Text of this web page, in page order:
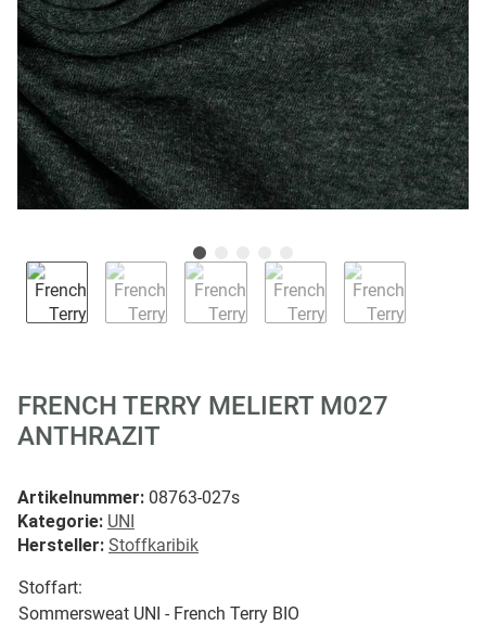
FRENCH TERRY MELIERT M027
ANTHRAZIT
Artikelnummer: 08763-027s
Kategorie: UNI
Hersteller: Stoffkaribik
Stoffart:
Sommersweat UNI - French Terry BIO